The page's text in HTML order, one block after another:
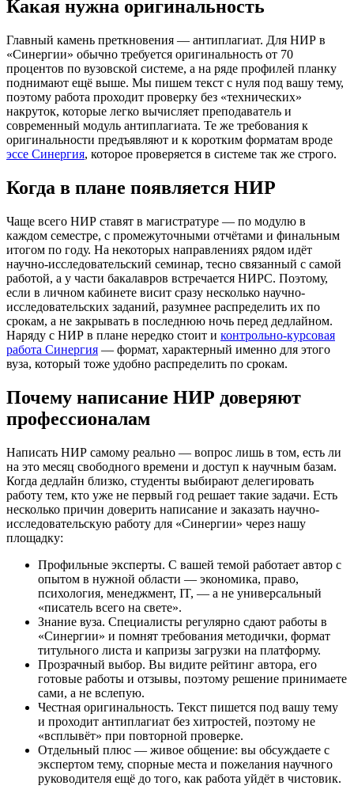
Какая нужна оригинальность
Главный камень преткновения — антиплагиат. Для НИР в
«Синергии» обычно требуется оригинальность от 70
процентов по вузовской системе, а на ряде профилей планку
поднимают ещё выше. Мы пишем текст с нуля под вашу тему,
поэтому работа проходит проверку без «технических»
накруток, которые легко вычисляет преподаватель и
современный модуль антиплагиата. Те же требования к
оригинальности предъявляют и к коротким форматам вроде
эссе Синергия, которое проверяется в системе так же строго.
Когда в плане появляется НИР
Чаще всего НИР ставят в магистратуре — по модулю в
каждом семестре, с промежуточными отчётами и финальным
итогом по году. На некоторых направлениях рядом идёт
научно-исследовательский семинар, тесно связанный с самой
работой, а у части бакалавров встречается НИРС. Поэтому,
если в личном кабинете висит сразу несколько научно-
исследовательских заданий, разумнее распределить их по
срокам, а не закрывать в последнюю ночь перед дедлайном.
Наряду с НИР в плане нередко стоит и контрольно-курсовая
работа Синергия — формат, характерный именно для этого
вуза, который тоже удобно распределить по срокам.
Почему написание НИР доверяют
профессионалам
Написать НИР самому реально — вопрос лишь в том, есть ли
на это месяц свободного времени и доступ к научным базам.
Когда дедлайн близко, студенты выбирают делегировать
работу тем, кто уже не первый год решает такие задачи. Есть
несколько причин доверить написание и заказать научно-
исследовательскую работу для «Синергии» через нашу
площадку:
Профильные эксперты. С вашей темой работает автор с
опытом в нужной области — экономика, право,
психология, менеджмент, IT, — а не универсальный
«писатель всего на свете».
Знание вуза. Специалисты регулярно сдают работы в
«Синергии» и помнят требования методички, формат
титульного листа и капризы загрузки на платформу.
Прозрачный выбор. Вы видите рейтинг автора, его
готовые работы и отзывы, поэтому решение принимаете
сами, а не вслепую.
Честная оригинальность. Текст пишется под вашу тему
и проходит антиплагиат без хитростей, поэтому не
«всплывёт» при повторной проверке.
Отдельный плюс — живое общение: вы обсуждаете с
экспертом тему, спорные места и пожелания научного
руководителя ещё до того, как работа уйдёт в чистовик.